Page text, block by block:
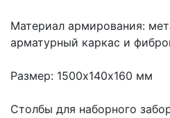
Материал армирования:
арматурный каркас и
Размер: 1500х140х160 мм
Столбы для наборного